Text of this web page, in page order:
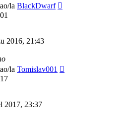
la BlackDwarf
2016, 21:43
la Tomislav001
2017, 23:37